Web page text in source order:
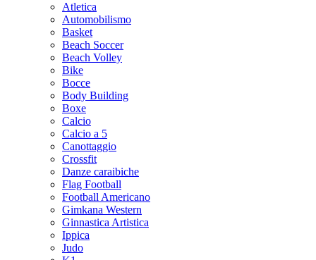
Atletica
Automobilismo
Basket
Beach Soccer
Beach Volley
Bike
Bocce
Body Building
Boxe
Calcio
Calcio a 5
Canottaggio
Crossfit
Danze caraibiche
Flag Football
Football Americano
Gimkana Western
Ginnastica Artistica
Ippica
Judo